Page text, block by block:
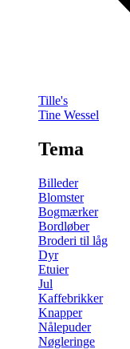
Tille's
Tine Wessel
Tema
Billeder
Blomster
Bogmærker
Bordløber
Broderi til låg
Dyr
Etuier
Jul
Kaffebrikker
Knapper
Nålepuder
Nøgleringe